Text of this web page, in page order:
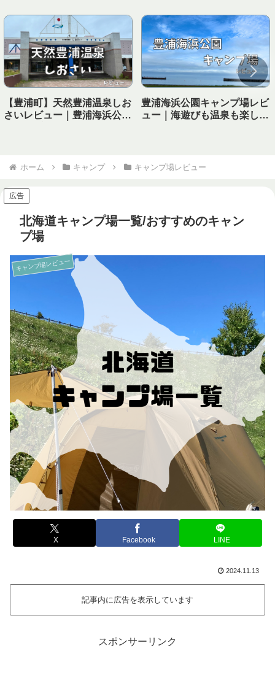
【豊浦町】天然豊浦温泉しお
さいレビュー｜豊浦海浜公園
豊浦海浜公園キャンプ場レビ
ュー｜海遊びも温泉も楽しめ
ホーム キャンプ キャンプ場レビュー
広告
北海道キャンプ場一覧/おすすめのキャン
プ場
キャンプ場レビュー
X Facebook LINE
2024.11.13
記事内に広告を表示しています
スポンサーリンク